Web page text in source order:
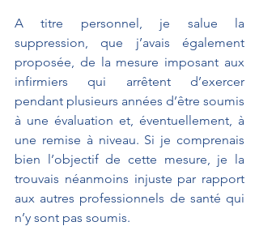
A titre personnel, je salue la
suppression, que j’avais également
proposée, de la mesure imposant aux
infirmiers qui arrêtent d’exercer
pendant plusieurs années d’être soumis
à une évaluation et, éventuellement, à
une remise à niveau. Si je comprenais
bien l’objectif de cette mesure, je la
trouvais néanmoins injuste par rapport
aux autres professionnels de santé qui
n’y sont pas soumis.